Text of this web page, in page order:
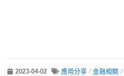
2023-04-02 應用分享 / 金融相關 /